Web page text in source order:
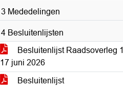
3 Mededelingen
4 Besluitenlijsten
Besluitenlijst Raadsoverleg 1
17 juni 2026
Besluitenlijst